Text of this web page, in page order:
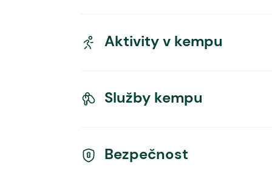
Aktivity v kempu
Služby kempu
Bezpečnost